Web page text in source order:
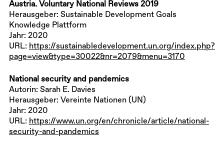
Austria. Voluntary National Reviews 2019
Herausgeber: Sustainable Development Goals
Knowledge Plattform
Jahr: 2020
URL: https://sustainabledevelopment.un.org/index.php?
page=view&type=30022&nr=2079&menu=3170
National security and pandemics
Autorin: Sarah E. Davies
Herausgeber: Vereinte Nationen (UN)
Jahr: 2020
URL: https://www.un.org/en/chronicle/article/national-
security-and-pandemics